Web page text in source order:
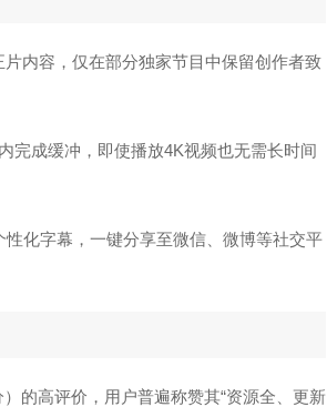
内容，仅在部分独家节目中保留创作者致
完成缓冲，即使播放4K视频也无需长时间
化字幕，一键分享至微信、微博等社交平
的高评价，用户普遍称赞其“资源全、更新